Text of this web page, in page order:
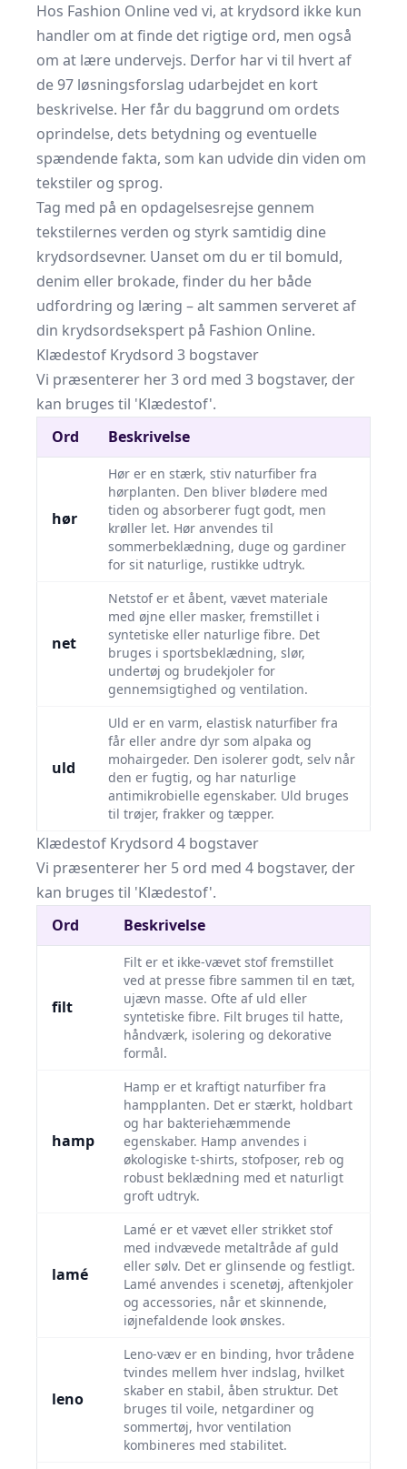
Hos Fashion Online ved vi, at krydsord ikke kun
handler om at finde det rigtige ord, men også
om at lære undervejs. Derfor har vi til hvert af
de 97 løsningsforslag udarbejdet en kort
beskrivelse. Her får du baggrund om ordets
oprindelse, dets betydning og eventuelle
spændende fakta, som kan udvide din viden om
tekstiler og sprog.
Tag med på en opdagelsesrejse gennem
tekstilernes verden og styrk samtidig dine
krydsordsevner. Uanset om du er til bomuld,
denim eller brokade, finder du her både
udfordring og læring – alt sammen serveret af
din krydsordsekspert på Fashion Online.
Klædestof Krydsord 3 bogstaver
Vi præsenterer her 3 ord med 3 bogstaver, der
kan bruges til 'Klædestof'.
Ord
Beskrivelse
hør
Hør er en stærk, stiv naturfiber fra
hørplanten. Den bliver blødere med
tiden og absorberer fugt godt, men
krøller let. Hør anvendes til
sommerbeklædning, duge og gardiner
for sit naturlige, rustikke udtryk.
net
Netstof er et åbent, vævet materiale
med øjne eller masker, fremstillet i
syntetiske eller naturlige fibre. Det
bruges i sportsbeklædning, slør,
undertøj og brudekjoler for
gennemsigtighed og ventilation.
uld
Uld er en varm, elastisk naturfiber fra
får eller andre dyr som alpaka og
mohairgeder. Den isolerer godt, selv når
den er fugtig, og har naturlige
antimikrobielle egenskaber. Uld bruges
til trøjer, frakker og tæpper.
Klædestof Krydsord 4 bogstaver
Vi præsenterer her 5 ord med 4 bogstaver, der
kan bruges til 'Klædestof'.
Ord
Beskrivelse
filt
Filt er et ikke-vævet stof fremstillet
ved at presse fibre sammen til en tæt,
ujævn masse. Ofte af uld eller
syntetiske fibre. Filt bruges til hatte,
håndværk, isolering og dekorative
formål.
hamp
Hamp er et kraftigt naturfiber fra
hampplanten. Det er stærkt, holdbart
og har bakteriehæmmende
egenskaber. Hamp anvendes i
økologiske t-shirts, stofposer, reb og
robust beklædning med et naturligt
groft udtryk.
lamé
Lamé er et vævet eller strikket stof
med indvævede metaltråde af guld
eller sølv. Det er glinsende og festligt.
Lamé anvendes i scenetøj, aftenkjoler
og accessories, når et skinnende,
iøjnefaldende look ønskes.
leno
Leno-væv er en binding, hvor trådene
tvindes mellem hver indslag, hvilket
skaber en stabil, åben struktur. Det
bruges til voile, netgardiner og
sommertøj, hvor ventilation
kombineres med stabilitet.